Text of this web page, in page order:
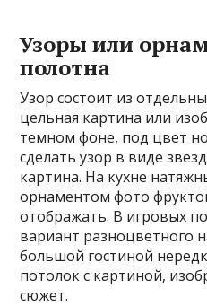
Узоры или
полотна
Узор состоит из
цельная картина или
темном фоне, под цвет
сделать узор в виде
картина. На кухне
орнаментом фото
отображать. В игровых
вариант разноцветного
большой гостиной
потолок с картиной,
сюжет.